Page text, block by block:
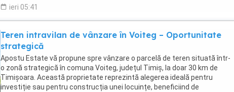
ieri 05:41
Teren intravilan de vânzare în Voiteg – Oportunitate
strategică
Apostu Estate vă propune spre vânzare o parcelă de teren situată într-
o zonă strategică în comuna Voiteg, județul Timiș, la doar 30 km de
Timișoara. Această proprietate reprezintă alegerea ideală pentru
investiție sau pentru construcția unei locuințe, beneficiind de